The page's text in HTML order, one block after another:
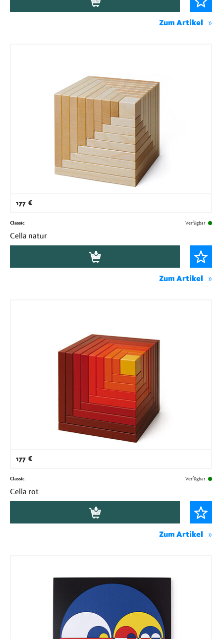
Zum Artikel
177 €
Classic Verfügbar
Cella natur
Zum Artikel
177 €
Classic Verfügbar
Cella rot
Zum Artikel